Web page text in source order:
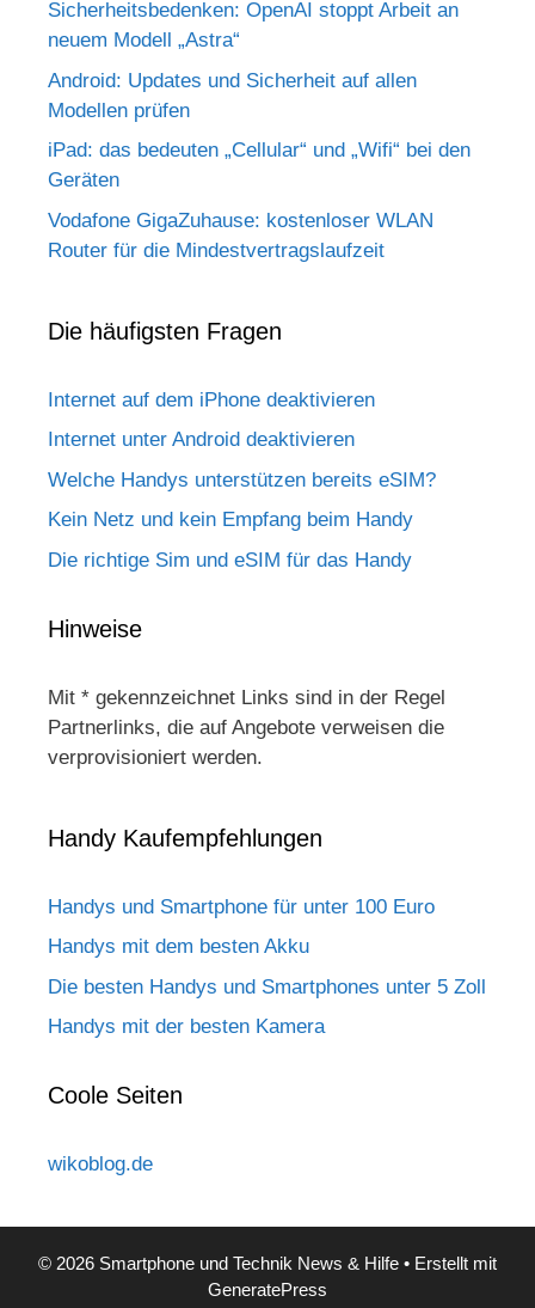
Sicherheitsbedenken: OpenAI stoppt Arbeit an
neuem Modell „Astra“
Android: Updates und Sicherheit auf allen
Modellen prüfen
iPad: das bedeuten „Cellular“ und „Wifi“ bei den
Geräten
Vodafone GigaZuhause: kostenloser WLAN
Router für die Mindestvertragslaufzeit
Die häufigsten Fragen
Internet auf dem iPhone deaktivieren
Internet unter Android deaktivieren
Welche Handys unterstützen bereits eSIM?
Kein Netz und kein Empfang beim Handy
Die richtige Sim und eSIM für das Handy
Hinweise
Mit * gekennzeichnet Links sind in der Regel
Partnerlinks, die auf Angebote verweisen die
verprovisioniert werden.
Handy Kaufempfehlungen
Handys und Smartphone für unter 100 Euro
Handys mit dem besten Akku
Die besten Handys und Smartphones unter 5 Zoll
Handys mit der besten Kamera
Coole Seiten
wikoblog.de
© 2026 Smartphone und Technik News & Hilfe • Erstellt mit
GeneratePress